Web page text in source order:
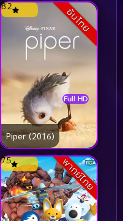
กังฟูแพนด้า ตำนาน
ปรมาจารย์สุโค่ย! ชุด15
ซับไทย
Full HD
8.2
Piper (2016)
พากย์ไทย
7.5